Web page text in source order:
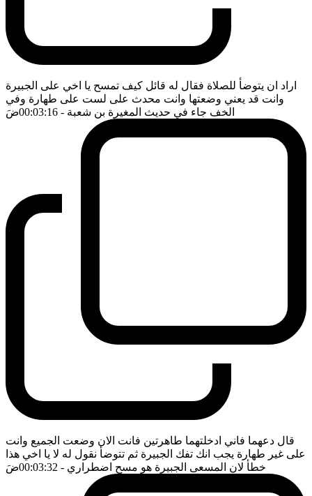
اراد ان يتوضأ للصلاة فقال له قائل كيف تمسح يا اخي على الجبيرة
وانت قد يعني وضعتها وانت محدث على لست على طهارة وفي
الخف جاء في حديث المغيرة بن شعبة - 00:03:16 ضَ
قال دعهما فاني ادخلتهما طاهرتين فانت الان وضعت الجميع وانت
على غير طهارة يجب انك تفك الجبيرة ثم تتوضأ نقول له لا يا اخي هذا
خطأ لان المسعى الجبيرة هو مسح اضطراري - 00:03:32 ضَ